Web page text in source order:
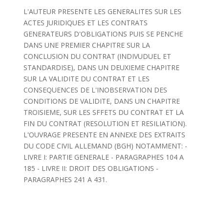
L'AUTEUR PRESENTE LES GENERALITES SUR LES
ACTES JURIDIQUES ET LES CONTRATS
GENERATEURS D'OBLIGATIONS PUIS SE PENCHE
DANS UNE PREMIER CHAPITRE SUR LA
CONCLUSION DU CONTRAT (INDIVUDUEL ET
STANDARDISE), DANS UN DEUXIEME CHAPITRE
SUR LA VALIDITE DU CONTRAT ET LES
CONSEQUENCES DE L'INOBSERVATION DES
CONDITIONS DE VALIDITE, DANS UN CHAPITRE
TROISIEME, SUR LES SFFETS DU CONTRAT ET LA
FIN DU CONTRAT (RESOLUTION ET RESILIATION).
L'OUVRAGE PRESENTE EN ANNEXE DES EXTRAITS
DU CODE CIVIL ALLEMAND (BGH) NOTAMMENT: -
LIVRE I: PARTIE GENERALE - PARAGRAPHES 104 A
185 - LIVRE II: DROIT DES OBLIGATIONS -
PARAGRAPHES 241 A 431.